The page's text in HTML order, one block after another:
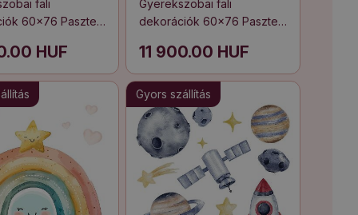
fali
60x76 Pasztell
HUF
Gyerekszobai fali
dekorációk 60x76 Pasztell
11 900.00 HUF
Gyors szállítás